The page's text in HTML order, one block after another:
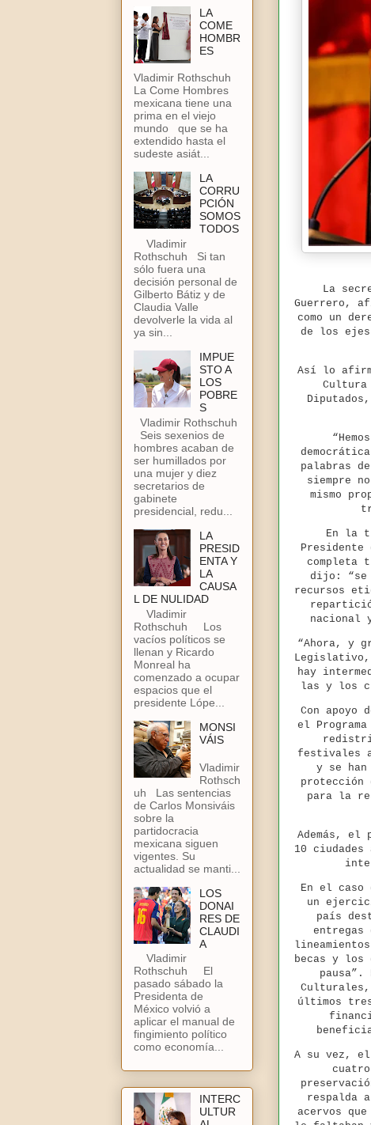
La
Guerrero,
como un
de los
Así lo
Cultura
palabras
siempre
mismo
En la
completa
dijo: “se
recursos
nacional
“Ahora, y
Legislativo,
hay
las y los
Con
el
festivales
y se
protección
para la
Además, el
10 ciudades
En el caso
un
país
entregas
becas y los
Culturales,
últimos
A su vez, el
respalda
acervos
LA
COME
HOMBR
ES
Vladimir Rothschuh
La Come Hombres
mexicana tiene una
prima en el viejo
mundo que se ha
extendido hasta el
sudeste asiát...
LA
CORRU
PCIÓN
SOMOS
TODOS
Vladimir
Rothschuh Si tan
sólo fuera una
decisión personal de
Gilberto Bátiz y de
Claudia Valle
devolverle la vida al
ya sin...
IMPUE
STO A
LOS
POBRE
S
Vladimir Rothschuh
Seis sexenios de
hombres acaban de
ser humillados por
una mujer y diez
secretarios de
gabinete
presidencial, redu...
LA
PRESID
ENTA Y
LA
CAUSA
L DE NULIDAD
Vladimir
Rothschuh Los
vacíos políticos se
llenan y Ricardo
Monreal ha
comenzado a ocupar
espacios que el
presidente Lópe...
MONSI
VÁIS
Vladimir
Rothsch
uh Las sentencias
de Carlos Monsiváis
sobre la
partidocracia
mexicana siguen
vigentes. Su
actualidad se manti...
LOS
DONAI
RES DE
CLAUDI
A
Vladimir
Rothschuh El
pasado sábado la
Presidenta de
México volvió a
aplicar el manual de
fingimiento político
como economía...
INTERC
ULTUR